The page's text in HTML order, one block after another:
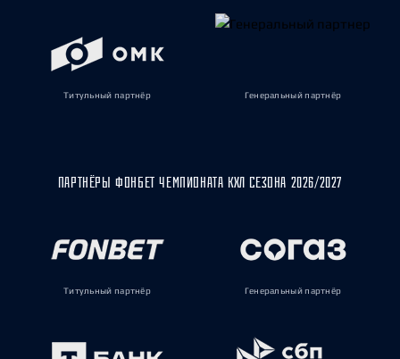
Титульный партнёр Генеральный партнёр
ПАРТНЁРЫ ФОНБЕТ ЧЕМПИОНАТА КХЛ СЕЗОНА 2026/2027
Титульный партнёр Генеральный партнёр